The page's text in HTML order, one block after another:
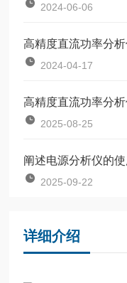
2024-06-06
2024-04-17
高精度直流功率分
2025-08-25
阐述电源分析仪的使
2025-09-22
详细介绍